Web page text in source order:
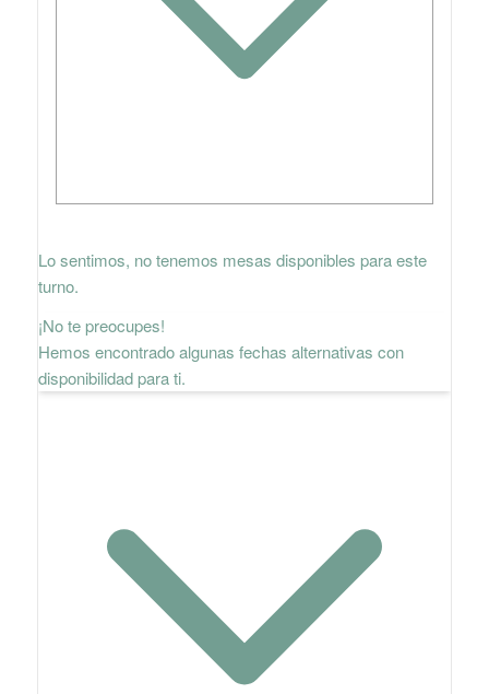
Lo sentimos, no tenemos mesas disponibles para este
turno.
¡No te preocupes!
Hemos encontrado algunas fechas alternativas con
disponibilidad para ti.